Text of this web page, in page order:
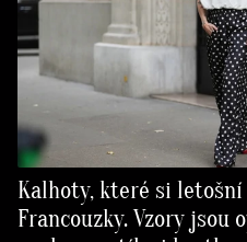
Kalhoty, které si
Francouzky. Vzory jsou